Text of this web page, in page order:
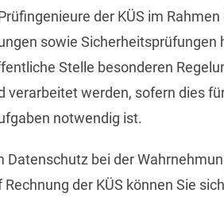
der KÜS im
sowie Sicherheitsprüfungen
Stelle besonderen
verarbeitet werden, sofern dies
notwendig ist.
Datenschutz bei der
der KÜS können Sie